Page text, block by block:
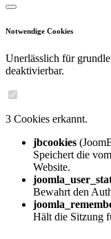
Notwendige Cookies
Unerlässlich für
deaktivierbar.
3 Cookies erkannt.
jbcookies
Speichert die
Website.
Bewahrt den
Hält die Sitzung